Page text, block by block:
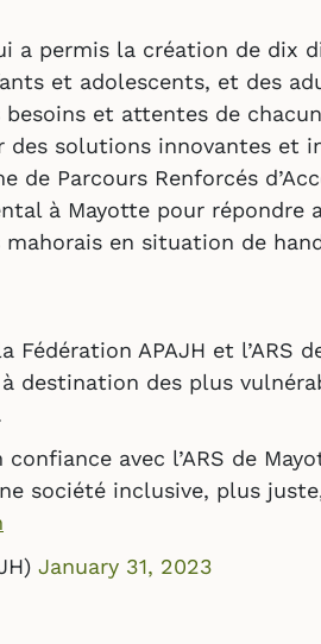
a permis la création de dix
et adolescents, et des
et attentes de
solutions innovantes et
de Parcours Renforcés
à Mayotte pour répondre
en situation de
Fédération APAJH et l’ARS
destination des plus
avec l’ARS de
société inclusive, plus
January 31, 2023